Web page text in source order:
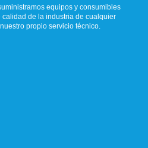
equipos y consumibles
de la industria de cualquier
propio servicio técnico.